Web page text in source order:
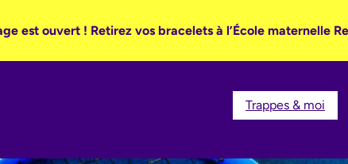
est ouvert ! Retirez vos bracelets à l’École maternelle
Trappes & moi